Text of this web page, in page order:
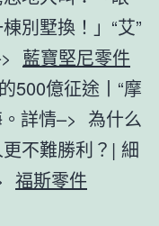
別墅換！」“艾”
藍寶堅尼零件
500億征途丨“摩
。詳情–> 為什么
不難勝利？| 細
福斯零件